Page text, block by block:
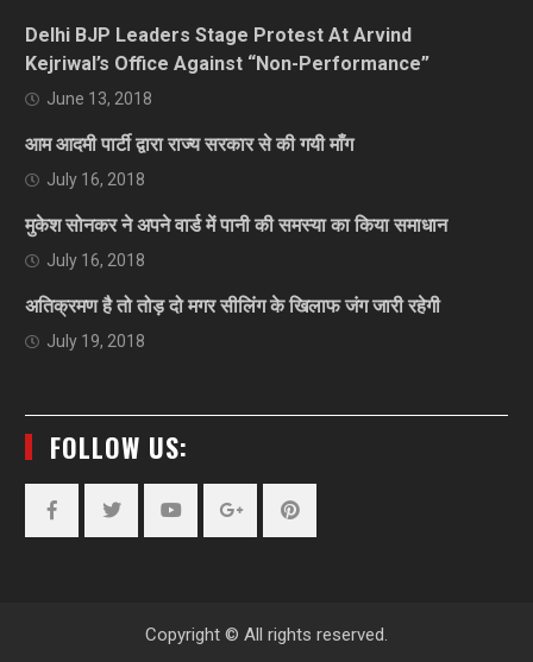
Delhi BJP Leaders Stage Protest At Arvind
Kejriwal’s Office Against “Non-Performance”
June 13, 2018
आम आदमी पार्टी द्वारा राज्य सरकार से की गयी माँग
July 16, 2018
मुकेश सोनकर ने अपने वार्ड में पानी की समस्या का किया समाधान
July 16, 2018
अतिक्रमण है तो तोड़ दो मगर सीलिंग के खिलाफ जंग जारी रहेगी
July 19, 2018
FOLLOW US:
Copyright © All rights reserved.